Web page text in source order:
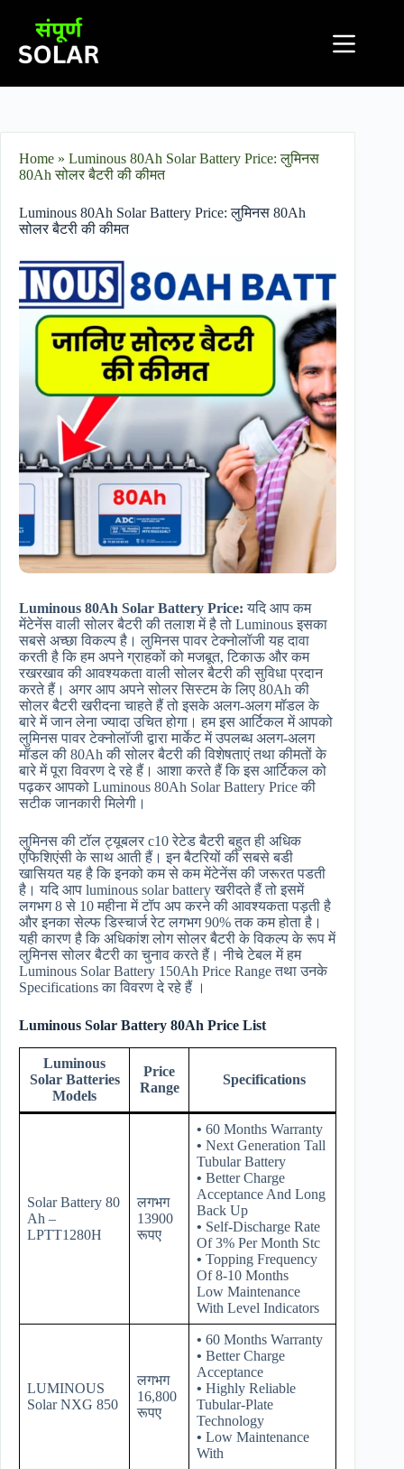
Home » Luminous 80Ah Solar Battery Price: ​लुमिनस
80Ah सोलर बैटरी की कीमत
Luminous 80Ah Solar Battery Price: ​लुमिनस 80Ah
सोलर बैटरी की कीमत
Luminous 80Ah Solar Battery Price: ​यदि आप कम
मेंटेनेंस वाली सोलर बैटरी की तलाश में है तो Luminous इसका
सबसे अच्छा विकल्प है। लुमिनस पावर टेक्नोलॉजी यह दावा
करती है कि हम अपने ग्राहकों को मजबूत, टिकाऊ और कम
रखरखाव की आवश्यकता वाली सोलर बैटरी की सुविधा प्रदान
करते हैं। अगर आप अपने सोलर सिस्टम के लिए 80Ah की
सोलर बैटरी खरीदना चाहते हैं तो इसके अलग-अलग मॉडल के
बारे में जान लेना ज्यादा उचित होगा। हम इस आर्टिकल में आपको
लुमिनस पावर टेक्नोलॉजी द्वारा मार्केट में उपलब्ध अलग-अलग
मॉडल की 80Ah की सोलर बैटरी की विशेषताएं तथा कीमतों के
बारे में पूरा विवरण दे रहे हैं। आशा करते हैं कि इस आर्टिकल को
पढ़कर आपको Luminous 80Ah Solar Battery Price की
सटीक जानकारी मिलेगी।
लुमिनस की टॉल ट्यूबलर c10 रेटेड बैटरी बहुत ही अधिक
एफिशिएंसी के साथ आती हैं। इन बैटरियों की सबसे बडी
खासियत यह है कि इनको कम से कम मेंटेनेंस की जरूरत पडती
है। यदि आप luminous solar battery खरीदते हैं तो इसमें
लगभग 8 से 10 महीना में टॉप अप करने की आवश्यकता पड़ती है
और इनका सेल्फ डिस्चार्ज रेट लगभग 90% तक कम होता है।
यही कारण है कि अधिकांश लोग सोलर बैटरी के विकल्प के रूप में
लुमिनस सोलर बैटरी का चुनाव करते हैं। नीचे टेबल में हम
Luminous Solar Battery 150Ah Price Range तथा उनके
Specifications का विवरण दे रहे हैं ।
Luminous Solar Battery 80Ah Price List
Luminous
Solar Batteries
Models
Price
Range
Specifications
Solar Battery 80
Ah –
LPTT1280H
लगभग
13900
रूपए
• 60 Months Warranty
• Next Generation Tall
Tubular Battery
• Better Charge
Acceptance And Long
Back Up
• Self-Discharge Rate
Of 3% Per Month Stc
• Topping Frequency
Of 8-10 Months
Low Maintenance
With Level Indicators
LUMINOUS
Solar NXG 850
लगभग
16,800
रूपए
• 60 Months Warranty
• Better Charge
Acceptance
• Highly Reliable
Tubular-Plate
Technology
• Low Maintenance
With